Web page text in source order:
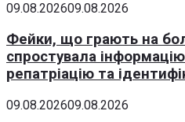
09.08.202609.08.2026
Фейки, що грають на
спростувала
репатріацію та
09.08.202609.08.2026